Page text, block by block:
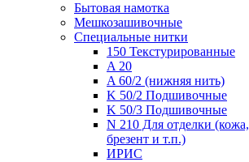
Бытовая намотка
Мешкозашивочные
Специальные нитки
150 Текстурированные
A 20
A 60/2 (нижняя нить)
K 50/2 Подшивочные
K 50/3 Подшивочные
N 210 Для отделки (кожа,
брезент и т.п.)
ИРИС